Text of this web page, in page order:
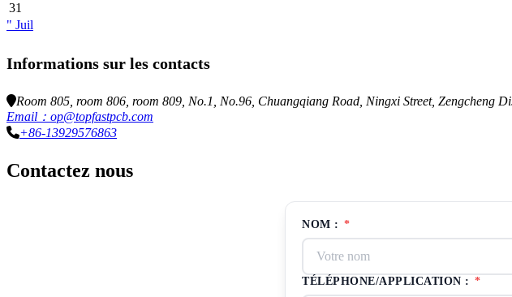
31
" Juil
Informations sur les contacts
Room 805, room 806, room 809, No.1, No.96, Chuangqiang Road, Ningxi Street, Zengcheng
Email：op@topfastpcb.com
+86-13929576863
Contactez nous
NOM : *
TÉLÉPHONE/APPLICATION : *